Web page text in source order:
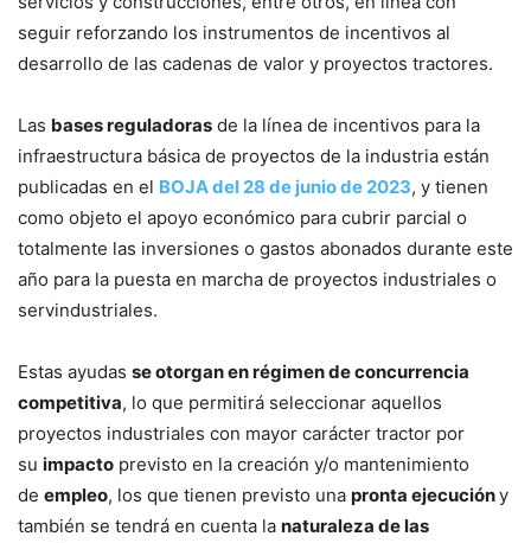
seguir reforzando los instrumentos de incentivos al
desarrollo de las cadenas de valor y proyectos tractores.
Las bases reguladoras de la línea de incentivos para la
infraestructura básica de proyectos de la industria están
publicadas en el BOJA del 28 de junio de 2023, y tienen
como objeto el apoyo económico para cubrir parcial o
totalmente las inversiones o gastos abonados durante este
año para la puesta en marcha de proyectos industriales o
servindustriales.
Estas ayudas se otorgan en régimen de concurrencia
competitiva, lo que permitirá seleccionar aquellos
proyectos industriales con mayor carácter tractor por
su impacto previsto en la creación y/o mantenimiento
de empleo, los que tienen previsto una pronta ejecucióny
también se tendrá en cuenta la naturaleza de las